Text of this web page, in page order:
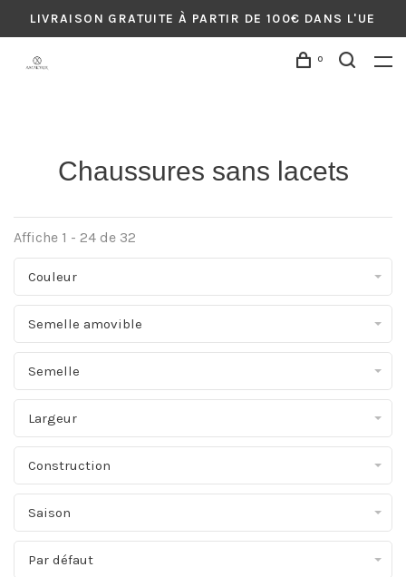
LIVRAISON GRATUITE À PARTIR DE 100€ DANS L'UE
0
Chaussures sans lacets
Affiche 1 - 24 de 32
Couleur
Semelle amovible
Semelle
Largeur
Construction
Saison
Par défaut